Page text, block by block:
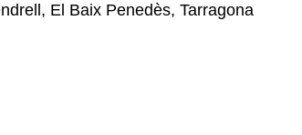
El Baix Penedès, Tarragona